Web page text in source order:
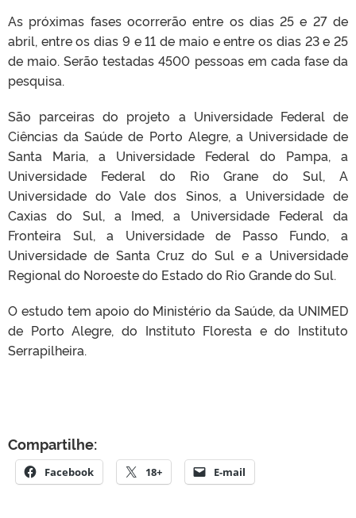
As próximas fases ocorrerão entre os dias 25 e 27 de
abril, entre os dias 9 e 11 de maio e entre os dias 23 e 25
de maio. Serão testadas 4500 pessoas em cada fase da
pesquisa.
São parceiras do projeto a Universidade Federal de
Ciências da Saúde de Porto Alegre, a Universidade de
Santa Maria, a Universidade Federal do Pampa, a
Universidade Federal do Rio Grane do Sul, A
Universidade do Vale dos Sinos, a Universidade de
Caxias do Sul, a Imed, a Universidade Federal da
Fronteira Sul, a Universidade de Passo Fundo, a
Universidade de Santa Cruz do Sul e a Universidade
Regional do Noroeste do Estado do Rio Grande do Sul.
O estudo tem apoio do Ministério da Saúde, da UNIMED
de Porto Alegre, do Instituto Floresta e do Instituto
Serrapilheira.
Compartilhe:
Facebook 18+ E-mail